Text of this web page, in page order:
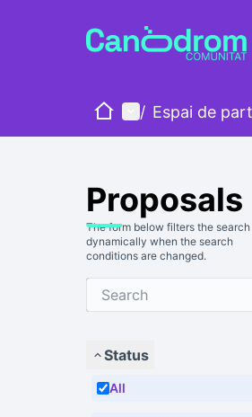
HomeMain menu
/ Espai de
Proposals
The form below filters the
dynamically when the search
conditions are changed.
Status
All